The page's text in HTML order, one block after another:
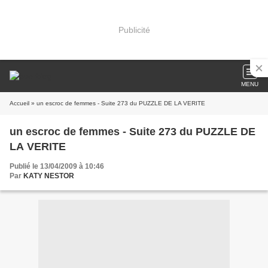
Publicité
MENU
Accueil » un escroc de femmes - Suite 273 du PUZZLE DE LA VERITE
un escroc de femmes - Suite 273 du PUZZLE DE
LA VERITE
Publié le 13/04/2009 à 10:46
Par KATY NESTOR